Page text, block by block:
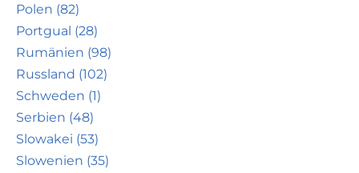
Polen (82)
Portgual (28)
Rumänien (98)
Russland (102)
Schweden (1)
Serbien (48)
Slowakei (53)
Slowenien (35)